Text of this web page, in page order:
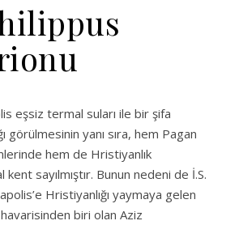
eşsiz termal suları ile bir şifa
görülmesinin yanı sıra, hem Pagan
hem de Hristiyanlık
sayılmıştır. Bunun nedeni de İ.S.
Hristiyanlığı yaymaya gelen
havarisinden biri olan Aziz